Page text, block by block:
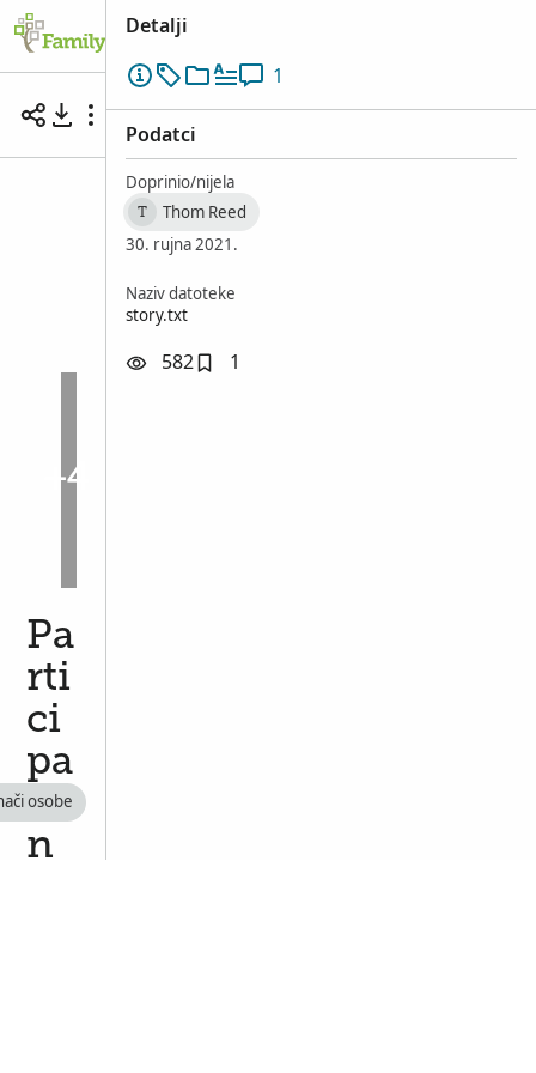
Participating in a Multicultural Choir for
Salt Lake City, Salt Lake, Utah, Sjedinjene Države • 29.
+4
Pa
rti
ci
pa
ti
n
osobe
Detalji
1
Podatci
Doprinio/nijela
T
Thom Reed
30. rujna 2021.
Naziv datoteke
story.txt
582 1